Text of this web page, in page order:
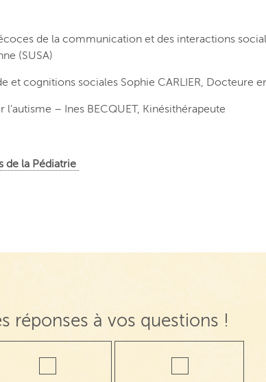
de la communication et des interactions
(SUSA)
et cognitions sociales Sophie CARLIER, Docteure
l’autisme – Ines BECQUET, Kinésithérapeute
de la Pédiatrie
réponses à vos questions !